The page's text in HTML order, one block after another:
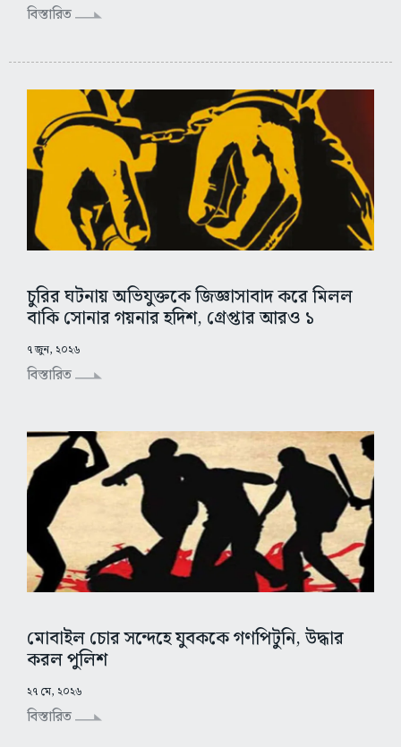
বিস্তারিত
চুরির ঘটনায় অভিযুক্তকে জিজ্ঞাসাবাদ করে মিলল
বাকি সোনার গয়নার হদিশ, গ্রেপ্তার আরও ১
৭ জুন, ২০২৬
বিস্তারিত
মোবাইল চোর সন্দেহে যুবককে গণপিটুনি, উদ্ধার
করল পুলিশ
২৭ মে, ২০২৬
বিস্তারিত